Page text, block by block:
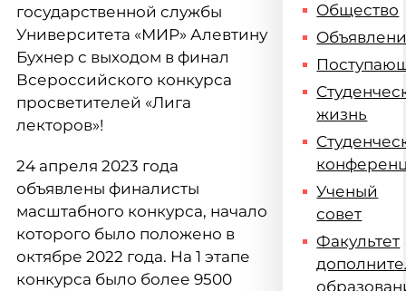
государственной службы
Университета «МИР» Алевтину
Бухнер с выходом в финал
Всероссийского конкурса
просветителей «Лига
лекторов»!
24 апреля 2023 года
объявлены финалисты
масштабного конкурса, начало
которого было положено в
октябре 2022 года. На 1 этапе
конкурса было более 9500
Общество
жизнь
Ученый
совет
Факультет